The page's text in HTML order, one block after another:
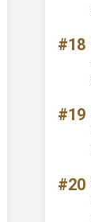
#18
#19
#20